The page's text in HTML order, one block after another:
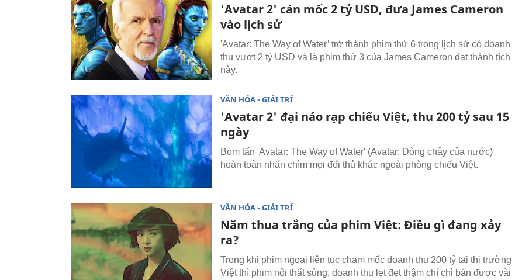
'Avatar 2' cán mốc 2 tỷ USD, đưa James Cameron
vào lịch sử
'Avatar: The Way of Water’ trở thành phim thứ 6 trong lịch sử có doanh
thu vượt 2 tỷ USD và là phim thứ 3 của James Cameron đạt thành tích
này.
VĂN HÓA - GIẢI TRÍ
'Avatar 2' đại náo rạp chiếu Việt, thu 200 tỷ sau 15
ngày
Bom tấn 'Avatar: The Way of Water' (Avatar: Dòng chảy của nước)
hoàn toàn nhấn chìm mọi đối thủ khác ngoài phòng chiếu Việt.
VĂN HÓA - GIẢI TRÍ
Năm thua trắng của phim Việt: Điều gì đang xảy
ra?
Trong khi phim ngoại liên tục chạm mốc doanh thu 200 tỷ tại thị trường
Việt thì phim nội thất sủng, doanh thu lẹt đẹt thậm chí chỉ bán được vài